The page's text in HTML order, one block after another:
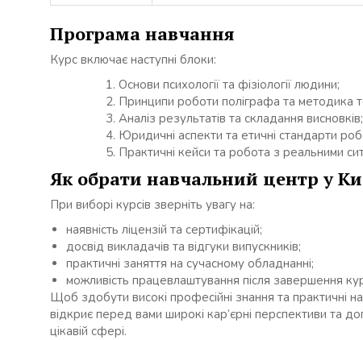
Програма навчання
Курс включає наступні блоки:
Основи психології та фізіології людини;
Принципи роботи поліграфа та методика
Аналіз результатів та складання висновків;
Юридичні аспекти та етичні стандарти
Практичні кейси та робота з реальними
Як обрати навчальний центр у
При виборі курсів зверніть увагу на:
наявність ліцензій та сертифікацій;
досвід викладачів та відгуки випускників;
практичні заняття на сучасному обладнанні;
можливість працевлаштування після завершення
Щоб здобути високі професійні знання та практичні
відкриє перед вами широкі кар’єрні перспективи та
цікавій сфері.